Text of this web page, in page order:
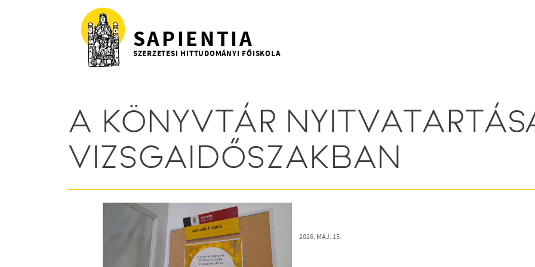
Ugrás a tartalomra
SAPIENTIA
SZERZETESI HITTUDOMÁNYI FŐISKOLA
A KÖNYVTÁR
VIZSGAIDŐSZAKBAN
2026. MÁJ. 15.